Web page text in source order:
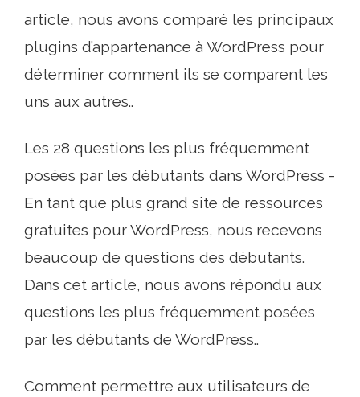
article, nous avons comparé les principaux
plugins d’appartenance à WordPress pour
déterminer comment ils se comparent les
uns aux autres..
Les 28 questions les plus fréquemment
posées par les débutants dans WordPress -
En tant que plus grand site de ressources
gratuites pour WordPress, nous recevons
beaucoup de questions des débutants.
Dans cet article, nous avons répondu aux
questions les plus fréquemment posées
par les débutants de WordPress..
Comment permettre aux utilisateurs de